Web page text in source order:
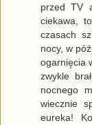
przed TV
ciekawa,
czasach
nocy, w
ogarnięcia
zwykle
nocnego
wiecznie
eureka!